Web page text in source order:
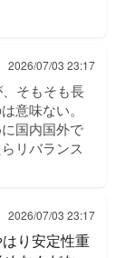
2026/07/03 23:17
そもそも長
意味ない。
国内国外で
リバランス
2026/07/03 23:17
り安定性重